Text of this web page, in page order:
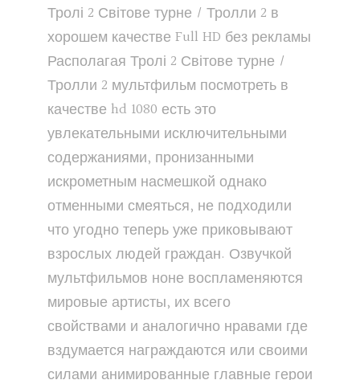
Тролі 2 Світове турне / Тролли 2 в
хорошем качестве Full HD без рекламы
Располагая Тролі 2 Світове турне /
Тролли 2 мультфильм посмотреть в
качестве hd 1080 есть это
увлекательными исключительными
содержаниями, пронизанными
искрометным насмешкой однако
отменными смеяться, не подходили
что угодно теперь уже приковывают
взрослых людей граждан. Озвучкой
мультфильмов ноне воспламеняются
мировые артисты, их всего
свойствами и аналогично нравами где
вздумается награждаются или своими
силами анимированные главные герои